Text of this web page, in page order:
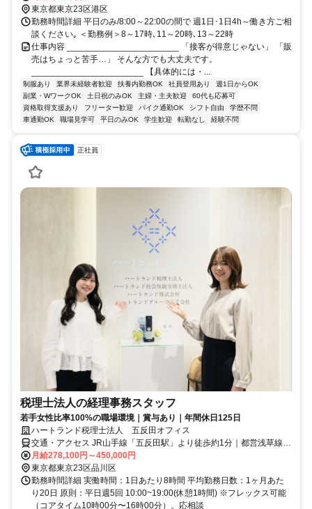
東京都東京23区港区
勤務時間詳細 平日のみ/8:00～22:00の間で 週1日･1日4h～働き方ご相
談ください｡ ＜勤務例＞8～17時､11～20時､13～22時
仕事内容 _______________________ 「接客が得意じゃない」 「販
売はちょっと苦手…」 そんな方でも大丈夫です。
_______________________ 【具体的には・...
制服あり 業界未経験者歓迎 扶養内勤務OK 社員登用あり
週1日からOK
副業・WワークOK
土日祝のみOK 主婦・主夫歓迎
60代も応募可
資格取得支援あり
フリーター歓迎 バイク通勤OK シフト自由
学歴不問
車通勤OK
職場見学可 平日のみOK 学生歓迎 転勤なし 経験不問
正社員
税理士法人の経理事務スタッフ
若手女性比率100%の職場環境｜賞与あり｜年間休日125日
ハートランド税理士法人 五反田オフィス
交通・アクセス JR山手線「五反田駅」より徒歩約1分｜都営浅草線
「五反田駅」より徒歩約1分｜東急池上線「五反田駅」より徒歩約5分
月給278,100円～450,000円
東京都東京23区品川区
勤務時間詳細 実働時間：1日あたり8時間 平均勤務日数：1ヶ月あた
り20日 原則：平日週5回 10:00~19:00(休憩1時間) ※フレックス可能
（コアタイム10時00分〜16時00分）。応相談